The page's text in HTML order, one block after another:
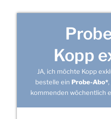
Kopp
JA, ich möchte Kopp
bestelle ein Probe-Abo*,
kommenden wöchentlich